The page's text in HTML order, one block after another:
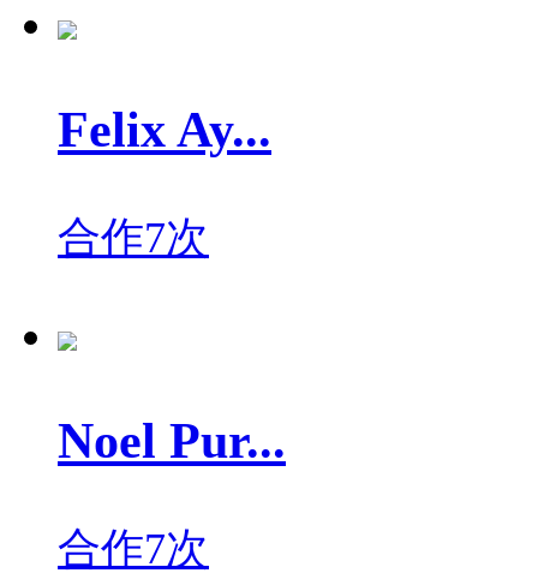
Felix Ay...
合作7次
Noel Pur...
合作7次